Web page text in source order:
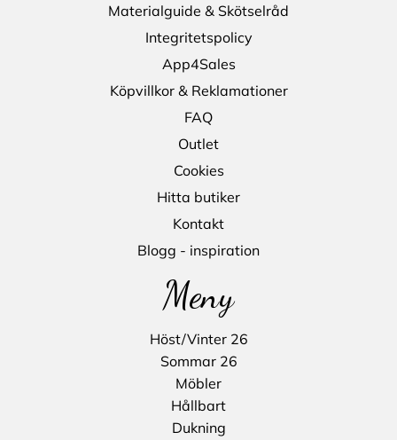
Materialguide & Skötselråd
Integritetspolicy
App4Sales
Köpvillkor & Reklamationer
FAQ
Outlet
Cookies
Hitta butiker
Kontakt
Blogg - inspiration
Meny
Höst/Vinter 26
Sommar 26
Möbler
Hållbart
Dukning